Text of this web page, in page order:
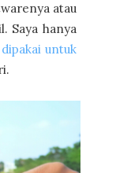
atau
Saya hanya
untuk